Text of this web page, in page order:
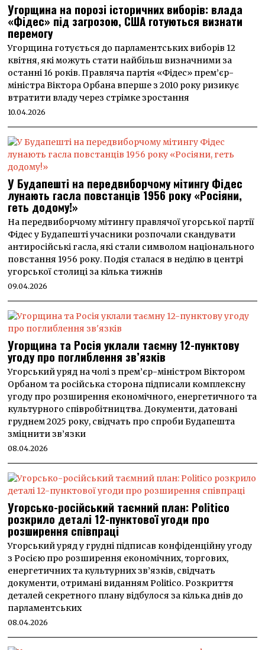
Угорщина на порозі історичних виборів: влада
«Фідес» під загрозою, США готуються визнати
перемогу
Угорщина готується до парламентських виборів 12
квітня, які можуть стати найбільш визначними за
останні 16 років. Правляча партія «Фідес» прем’єр-
міністра Віктора Орбана вперше з 2010 року ризикує
втратити владу через стрімке зростання
10.04.2026
У Будапешті на передвиборчому мітингу Фідес
лунають гасла повстанців 1956 року «Росіяни,
геть додому!»
На передвиборчому мітингу правлячої угорської партії
Фідес у Будапешті учасники розпочали скандувати
антиросійські гасла, які стали символом національного
повстання 1956 року. Подія сталася в неділю в центрі
угорської столиці за кілька тижнів
09.04.2026
Угорщина та Росія уклали таємну 12-пунктову
угоду про поглиблення зв’язків
Угорський уряд на чолі з прем’єр-міністром Віктором
Орбаном та російська сторона підписали комплексну
угоду про розширення економічного, енергетичного та
культурного співробітництва. Документи, датовані
груднем 2025 року, свідчать про спроби Будапешта
зміцнити зв’язки
08.04.2026
Угорсько-російський таємний план: Politico
розкрило деталі 12-пунктової угоди про
розширення співпраці
Угорський уряд у грудні підписав конфіденційну угоду
з Росією про розширення економічних, торгових,
енергетичних та культурних зв’язків, свідчать
документи, отримані виданням Politico. Розкриття
деталей секретного плану відбулося за кілька днів до
парламентських
08.04.2026